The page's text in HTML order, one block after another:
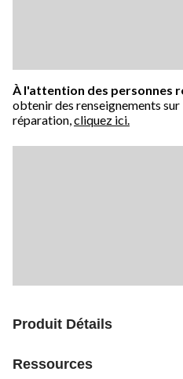
À l'attention des personnes
obtenir des renseignements
réparation,cliquez ici.
Produit Détails
Ressources